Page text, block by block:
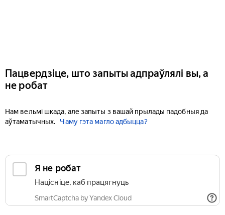
Пацвердзіце, што запыты адпраўлялі вы, а
не робат
Нам вельмі шкада, але запыты з вашай прылады падобныя да
аўтаматычных.
Чаму гэта магло адбыцца?
Я не робат
Націсніце, каб працягнуць
SmartCaptcha by Yandex Cloud